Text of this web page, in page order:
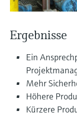
Produktspezifische
Dokumente finden
Ersatzteilsuche
Ersatzteile anhand
Bestellcode oder
Alle ansehen
Analysatoren für
Memosens-
Ergebnisse
Ein
Mehr
Höhere
Kürzere